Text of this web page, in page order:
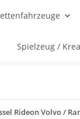
Spielzeug /
Rideon Volvo /